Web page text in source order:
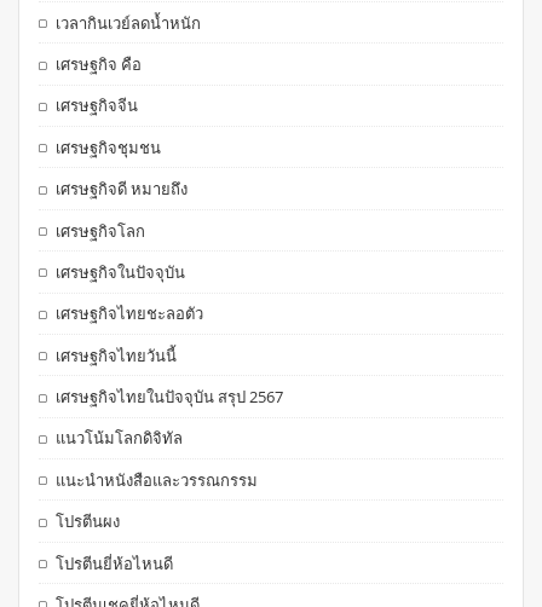
เวลากินเวย์ลดน้ำหนัก
เศรษฐกิจ คือ
เศรษฐกิจจีน
เศรษฐกิจชุมชน
เศรษฐกิจดี หมายถึง
เศรษฐกิจโลก
เศรษฐกิจในปัจจุบัน
เศรษฐกิจไทยชะลอตัว
เศรษฐกิจไทยวันนี้
เศรษฐกิจไทยในปัจจุบัน สรุป 2567
แนวโน้มโลกดิจิทัล
แนะนำหนังสือและวรรณกรรม
โปรตีนผง
โปรตีนยี่ห้อไหนดี